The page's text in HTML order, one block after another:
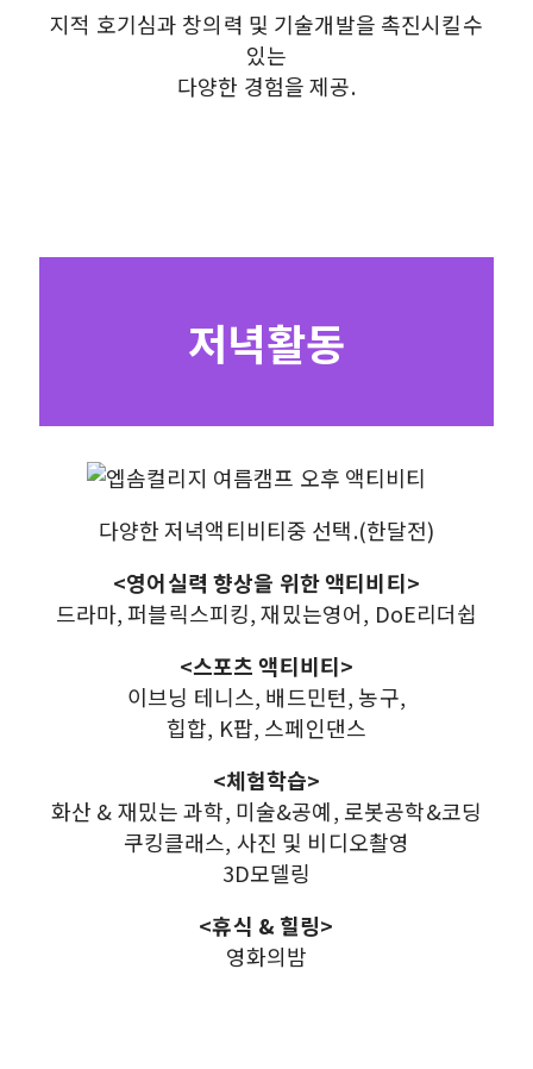
지적 호기심과 창의력 및 기술개발을 촉진시킬수
있는
다양한 경험을 제공.
저녁활동
다양한 저녁액티비티중 선택.(한달전)
<영어실력 향상을 위한 액티비티>
드라마, 퍼블릭스피킹, 재밌는영어, DoE리더쉽
<스포츠 액티비티>
이브닝 테니스, 배드민턴, 농구,
힙합, K팝, 스페인댄스
<체험학습>
화산 & 재밌는 과학, 미술&공예, 로봇공학&코딩
쿠킹클래스, 사진 및 비디오촬영
3D모델링
<휴식 & 힐링>
영화의밤